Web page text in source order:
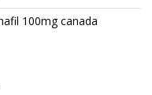
100mg canada